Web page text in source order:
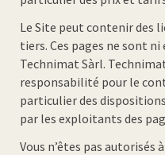
Le Site peut contenir des
tiers. Ces pages ne sont
Technimat Sàrl.
responsabilité pour le
particulier des
par les exploitants des
Vous n’êtes pas autorisés